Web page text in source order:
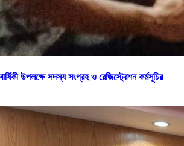
উপলক্ষে সদস্য সংগ্রহ ও রেজিস্ট্রেশন কর্মসূচির